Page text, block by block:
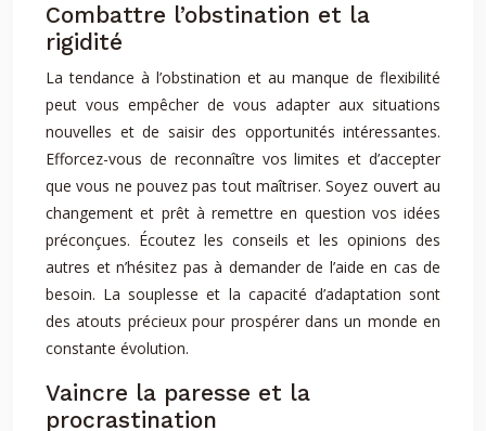
Combattre l’obstination et la
rigidité
La tendance à l’obstination et au manque de flexibilité
peut vous empêcher de vous adapter aux situations
nouvelles et de saisir des opportunités intéressantes.
Efforcez-vous de reconnaître vos limites et d’accepter
que vous ne pouvez pas tout maîtriser. Soyez ouvert au
changement et prêt à remettre en question vos idées
préconçues. Écoutez les conseils et les opinions des
autres et n’hésitez pas à demander de l’aide en cas de
besoin. La souplesse et la capacité d’adaptation sont
des atouts précieux pour prospérer dans un monde en
constante évolution.
Vaincre la paresse et la
procrastination